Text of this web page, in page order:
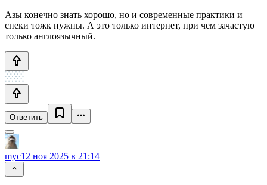
Азы конечно знать хорошо, но и современные практики и
спеки тожк нужны. А это только интернет, при чем зачастую
только англоязычный.
Ответить
myc12 ноя 2025 в 21:14